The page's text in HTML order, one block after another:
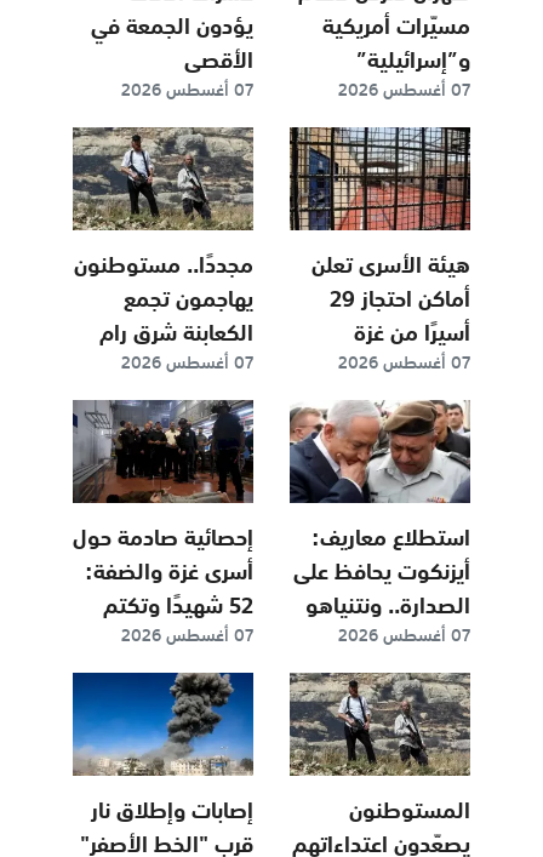
مسيّرات أمريكية
و”إسرائيلية”
أسقطتها خلال
الحرب
07 أغسطس 2026
يؤدون الجمعة في
الأقصى
07 أغسطس 2026
هيئة الأسرى تعلن
أماكن احتجاز 29
أسيرًا من غزة
07 أغسطس 2026
مجددًا.. مستوطنون
يهاجمون تجمع
الكعابنة شرق رام
الله
07 أغسطس 2026
استطلاع معاريف:
أيزنكوت يحافظ على
الصدارة.. ونتنياهو
يطارده
07 أغسطس 2026
إحصائية صادمة حول
أسرى غزة والضفة:
52 شهيدًا وتكتم
"إسرائيلي" على
أعداد الأسرى
07 أغسطس 2026
المستوطنون
يصعّدون اعتداءاتهم
إصابات وإطلاق نار
قرب "الخط الأصفر"